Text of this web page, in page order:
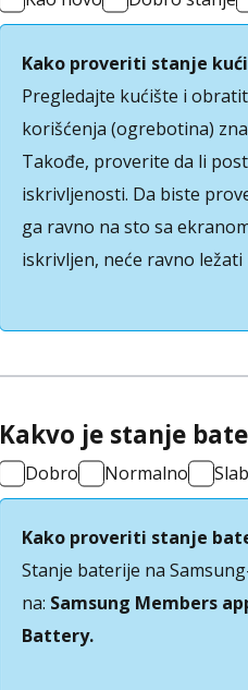
Kako proveriti stanje
Pregledajte kućište i
korišćenja (ogrebotina)
Takođe, proverite da li
iskrivljenosti. Da biste
ga ravno na sto sa
iskrivljen, neće ravno
Kakvo je stanje
Dobro Normalno
Kako proveriti stanje
Stanje baterije na
na: Samsung Members
Battery.